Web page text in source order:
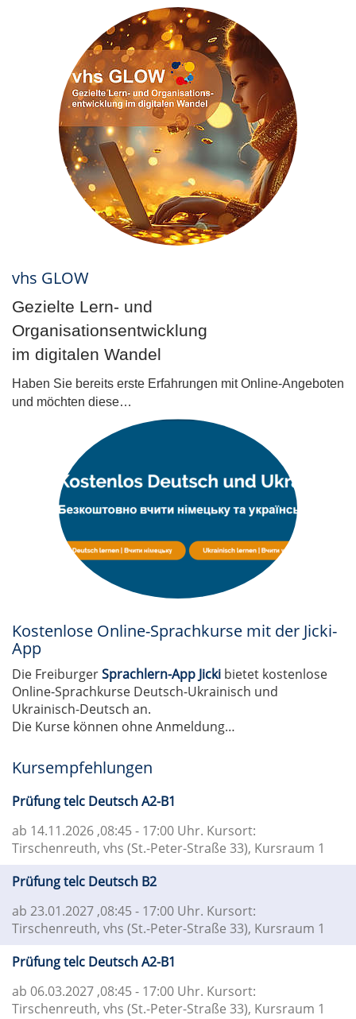
vhs GLOW
Gezielte Lern- und
Organisationsentwicklung
im digitalen Wandel
Haben Sie bereits erste Erfahrungen mit Online-Angeboten
und möchten diese…
Kostenlose Online-Sprachkurse mit der Jicki-
App
Die FreiburgerSprachlern-App Jicki bietet kostenlose
Online-Sprachkurse Deutsch-Ukrainisch und
Ukrainisch-Deutsch an.
Die Kurse können ohne Anmeldung…
Kursempfehlungen
Prüfung telc Deutsch A2-B1
ab 14.11.2026 ,08:45 - 17:00 Uhr. Kursort:
Tirschenreuth, vhs (St.-Peter-Straße 33), Kursraum 1
Prüfung telc Deutsch B2
ab 23.01.2027 ,08:45 - 17:00 Uhr. Kursort:
Tirschenreuth, vhs (St.-Peter-Straße 33), Kursraum 1
Prüfung telc Deutsch A2-B1
ab 06.03.2027 ,08:45 - 17:00 Uhr. Kursort:
Tirschenreuth, vhs (St.-Peter-Straße 33), Kursraum 1